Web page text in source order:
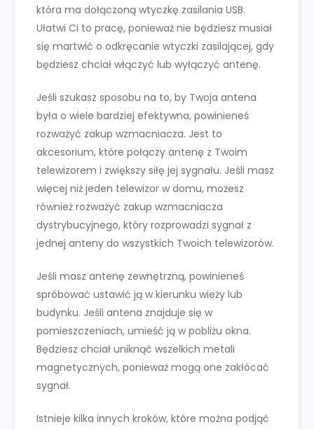
która ma dołączoną wtyczkę zasilania USB.
Ułatwi Ci to pracę, ponieważ nie będziesz musiał
się martwić o odkręcanie wtyczki zasilającej, gdy
będziesz chciał włączyć lub wyłączyć antenę.
Jeśli szukasz sposobu na to, by Twoja antena
była o wiele bardziej efektywna, powinieneś
rozważyć zakup wzmacniacza. Jest to
akcesorium, które połączy antenę z Twoim
telewizorem i zwiększy siłę jej sygnału. Jeśli masz
więcej niż jeden telewizor w domu, możesz
również rozważyć zakup wzmacniacza
dystrybucyjnego, który rozprowadzi sygnał z
jednej anteny do wszystkich Twoich telewizorów.
Jeśli masz antenę zewnętrzną, powinieneś
spróbować ustawić ją w kierunku wieży lub
budynku. Jeśli antena znajduje się w
pomieszczeniach, umieść ją w pobliżu okna.
Będziesz chciał uniknąć wszelkich metali
magnetycznych, ponieważ mogą one zakłócać
sygnał.
Istnieje kilka innych kroków, które można podjąć